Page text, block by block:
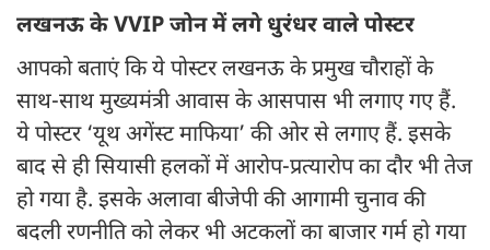
लखनऊ के VVIP जोन में लगे धुरंधर वाले पोस्टर
आपको बताएं कि ये पोस्टर लखनऊ के प्रमुख चौराहों के
साथ-साथ मुख्यमंत्री आवास के आसपास भी लगाए गए हैं.
ये पोस्टर ‘यूथ अगेंस्ट माफिया’ की ओर से लगाए हैं. इसके
बाद से ही सियासी हलकों में आरोप-प्रत्यारोप का दौर भी तेज
हो गया है. इसके अलावा बीजेपी की आगामी चुनाव की
बदली रणनीति को लेकर भी अटकलों का बाजार गर्म हो गया